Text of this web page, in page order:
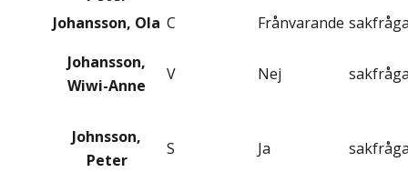
Johansson, Ola C Frånvarande
Johansson,
Wiwi-Anne
V Nej
Johnsson,
Peter
S Ja